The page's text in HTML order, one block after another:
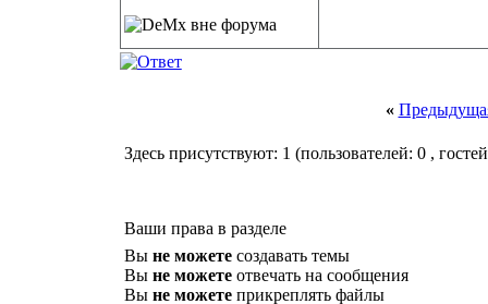
«
Здесь присутствуют: 1 (пользователей: 0 ,
Ваши права в разделе
Вы не можетесоздавать темы
Вы не можетеотвечать на сообщения
Вы не можетеприкреплять файлы